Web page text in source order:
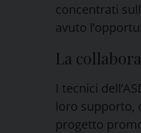
concentrati
avuto
La
I tecnici
loro supporto,
progetto